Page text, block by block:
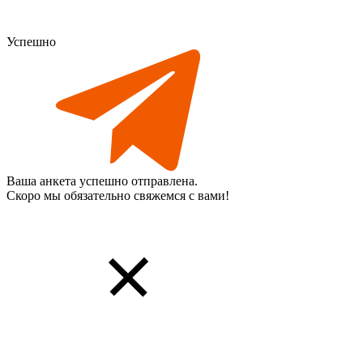
Успешно
Ваша анкета успешно отправлена.
Скоро мы обязательно свяжемся с вами!